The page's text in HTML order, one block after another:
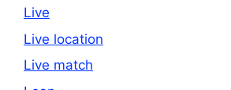
Live
Live location
Live match